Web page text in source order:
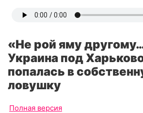
«Не рой яму
Украина под
попалась в
ловушку
Полная версия